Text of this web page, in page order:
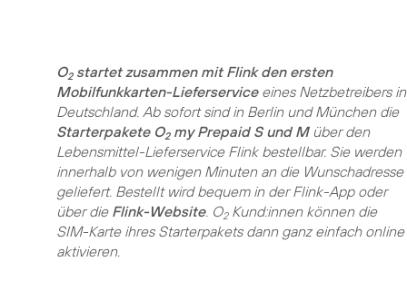
O2startet zusammen mit Flink den ersten
Mobilfunkkarten-Lieferserviceeines Netzbetreibers in
Deutschland. Ab sofort sind in Berlin und München die
Starterpakete O2my Prepaid S und Müber den
Lebensmittel-Lieferservice Flink bestellbar. Sie werden
innerhalb von wenigen Minuten an die Wunschadresse
geliefert. Bestellt wird bequem in der Flink-App oder
über die Flink-Website. O2Kund:innen können die
SIM-Karte ihres Starterpakets dann ganz einfach online
aktivieren.